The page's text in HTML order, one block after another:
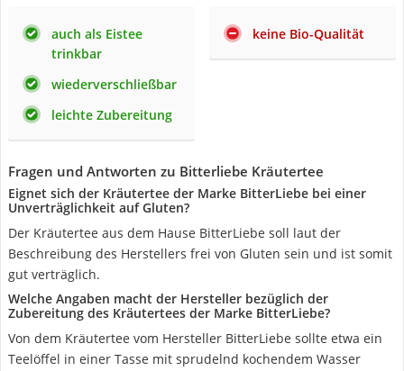
auch als Eistee
trinkbar
wiederverschließbar
leichte Zubereitung
keine Bio-Qualität
Fragen und Antworten zu Bitterliebe Kräutertee
Eignet sich der Kräutertee der Marke BitterLiebe bei einer
Unverträglichkeit auf Gluten?
Der Kräutertee aus dem Hause BitterLiebe soll laut der
Beschreibung des Herstellers frei von Gluten sein und ist somit
gut verträglich.
Welche Angaben macht der Hersteller bezüglich der
Zubereitung des Kräutertees der Marke BitterLiebe?
Von dem Kräutertee vom Hersteller BitterLiebe sollte etwa ein
Teelöffel in einer Tasse mit sprudelnd kochendem Wasser